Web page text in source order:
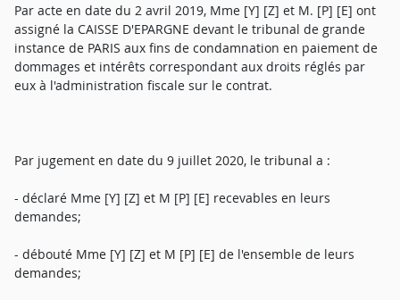
Par acte en date du 2 avril 2019, Mme [Y] [Z] et M. [P] [E] ont
assigné la CAISSE D'EPARGNE devant le tribunal de grande
instance de PARIS aux fins de condamnation en paiement de
dommages et intérêts correspondant aux droits réglés par
eux à l'administration fiscale sur le contrat.
Par jugement en date du 9 juillet 2020, le tribunal a :
- déclaré Mme [Y] [Z] et M [P] [E] recevables en leurs
demandes;
- débouté Mme [Y] [Z] et M [P] [E] de l'ensemble de leurs
demandes;